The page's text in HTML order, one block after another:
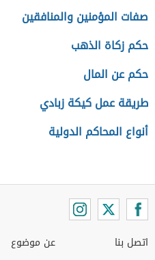
صفات المؤمنين والمنافقين
حكم زكاة الذهب
حكم عن المال
طريقة عمل كيكة زبادي
أنواع المحاكم الدولية
اتصل بنا عن موضوع